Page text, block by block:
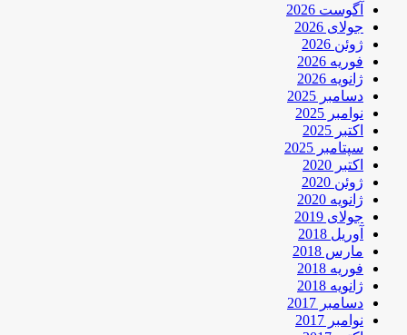
آگوست 2026
جولای 2026
ژوئن 2026
فوریه 2026
ژانویه 2026
دسامبر 2025
نوامبر 2025
اکتبر 2025
سپتامبر 2025
اکتبر 2020
ژوئن 2020
ژانویه 2020
جولای 2019
آوریل 2018
مارس 2018
فوریه 2018
ژانویه 2018
دسامبر 2017
نوامبر 2017